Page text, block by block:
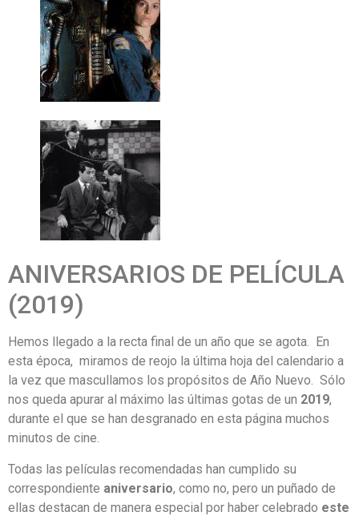
ANIVERSARIOS DE PELÍCULA
(2019)
Hemos llegado a la recta final de un año que se agota. En
esta época, miramos de reojo la última hoja del calendario a
la vez que mascullamos los propósitos de Año Nuevo. Sólo
nos queda apurar al máximo las últimas gotas de un 2019,
durante el que se han desgranado en esta página muchos
minutos de cine.
Todas las películas recomendadas han cumplido su
correspondiente aniversario, como no, pero un puñado de
ellas destacan de manera especial por haber celebrado este